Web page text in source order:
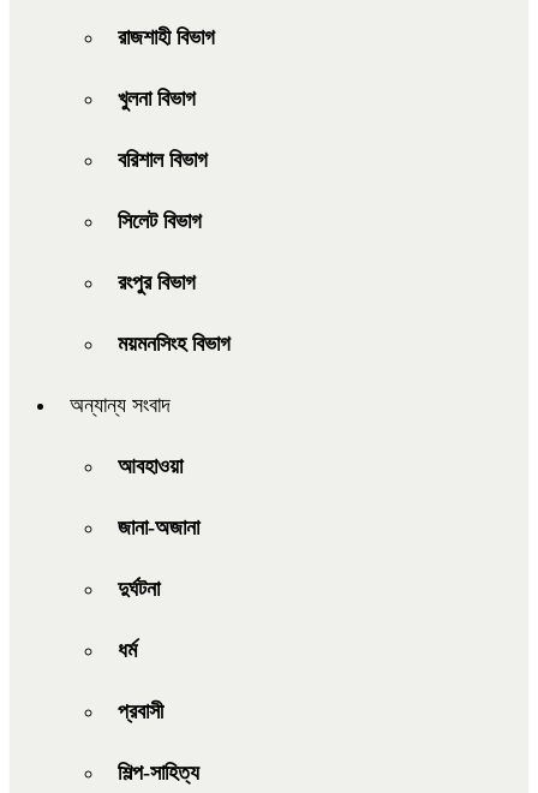
রাজশাহী বিভাগ
খুলনা বিভাগ
বরিশাল বিভাগ
সিলেট বিভাগ
রংপুর বিভাগ
ময়মনসিংহ বিভাগ
অন্যান্য সংবাদ
আবহাওয়া
জানা-অজানা
দুর্ঘটনা
ধর্ম
প্রবাসী
শিল্প-সাহিত্য